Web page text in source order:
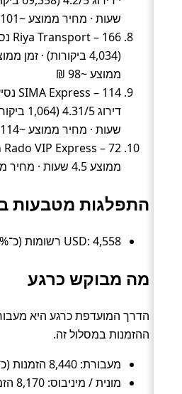
שעות · מחיר ממוצע ~101 ₪
ממוצע ~98 ₪
שעות · מחיר ממוצע ~114 ₪
ממוצע 4.5 שעות · מחיר ממוצע ~101 ₪
התפלגות מטבעות
USD: 4,558 רשומות (כ־100%).
מה מבוקש כרגע
ההזמנות במסלול זה.
מעבורת: 8,440 הזמנות (כ־50%).
מונית / מיניבוס: 8,170 הזמנות (כ־48%).